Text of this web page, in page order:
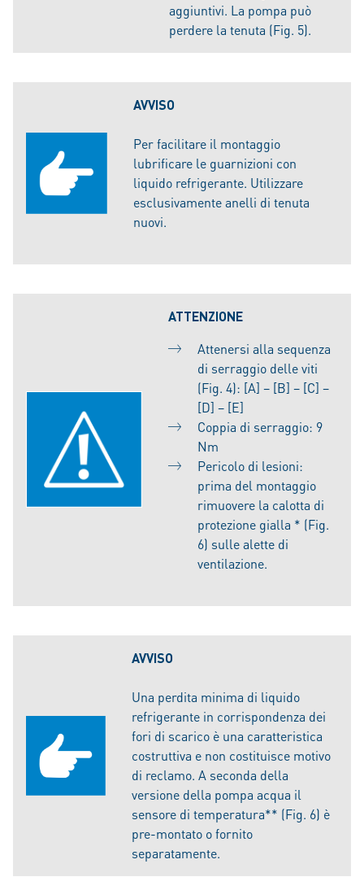
aggiuntivi. La pompa può
perdere la tenuta (Fig. 5).
AVVISO
Per facilitare il montaggio
lubrificare le guarnizioni con
liquido refrigerante. Utilizzare
esclusivamente anelli di tenuta
nuovi.
ATTENZIONE
Attenersi alla sequenza
di serraggio delle viti
(Fig. 4): [A] – [B] – [C] –
[D] – [E]
Coppia di serraggio: 9
Nm
Pericolo di lesioni:
prima del montaggio
rimuovere la calotta di
protezione gialla * (Fig.
6) sulle alette di
ventilazione.
AVVISO
Una perdita minima di liquido
refrigerante in corrispondenza dei
fori di scarico è una caratteristica
costruttiva e non costituisce motivo
di reclamo. A seconda della
versione della pompa acqua il
sensore di temperatura** (Fig. 6) è
pre-montato o fornito
separatamente.